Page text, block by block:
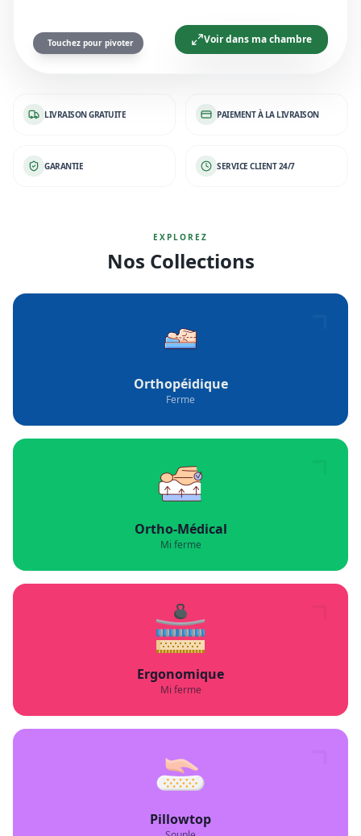
Voir dans ma chambre
Touchez pour pivoter
LIVRAISON GRATUITE PAIEMENT À LA LIVRAISON
GARANTIE SERVICE CLIENT 24/7
EXPLOREZ
Nos Collections
Orthopéidique
Ferme
Ortho-Médical
Mi ferme
Ergonomique
Mi ferme
Pillowtop